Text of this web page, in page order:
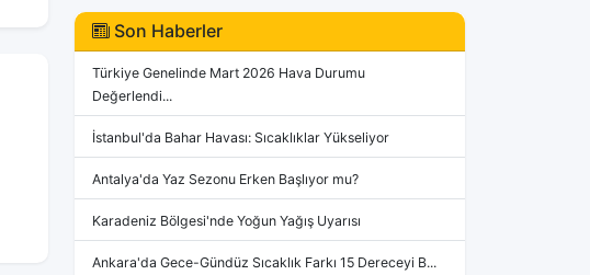
Son Haberler
Türkiye Genelinde Mart 2026 Hava Durumu
Değerlendi...
İstanbul'da Bahar Havası: Sıcaklıklar Yükseliyor
Antalya'da Yaz Sezonu Erken Başlıyor mu?
Karadeniz Bölgesi'nde Yoğun Yağış Uyarısı
Ankara'da Gece-Gündüz Sıcaklık Farkı 15 Dereceyi B...